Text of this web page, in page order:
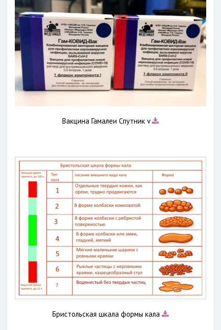
Вакцина Гамалеи Спутник v
Бристольская шкала формы кала